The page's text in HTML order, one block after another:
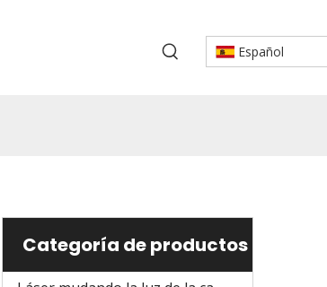
Español
Categoría de productos